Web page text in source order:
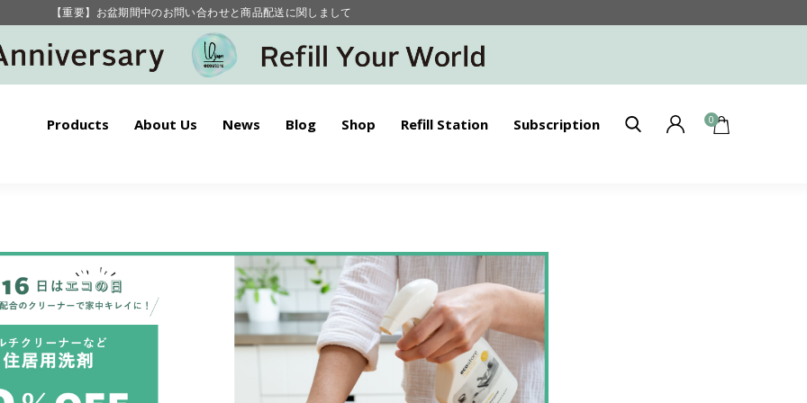
毎月お得にポイントが貯まる！ “月のポイントアップデー”
【重要】お盆期間中のお問い合わせと商品配送に関しまして
毎月お得にポイントが貯まる！ “月のポイントアップデー”
Products About Us News Blog Shop Refill Station Subscription 0